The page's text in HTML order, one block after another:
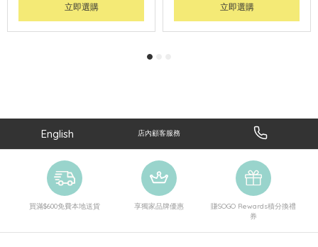
立即選購 立即選購
English 店內顧客服務
買滿$600免費本地送貨 享獨家品牌優惠
賺SOGO Rewards積分換禮
券